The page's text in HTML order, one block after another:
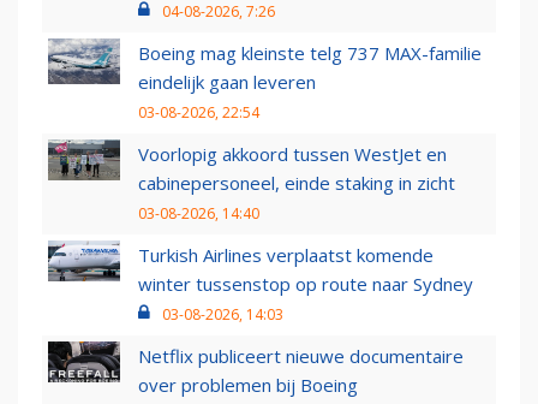
04-08-2026, 7:26
Boeing mag kleinste telg 737 MAX-familie
eindelijk gaan leveren
03-08-2026, 22:54
Voorlopig akkoord tussen WestJet en
cabinepersoneel, einde staking in zicht
03-08-2026, 14:40
Turkish Airlines verplaatst komende
winter tussenstop op route naar Sydney
03-08-2026, 14:03
Netflix publiceert nieuwe documentaire
over problemen bij Boeing